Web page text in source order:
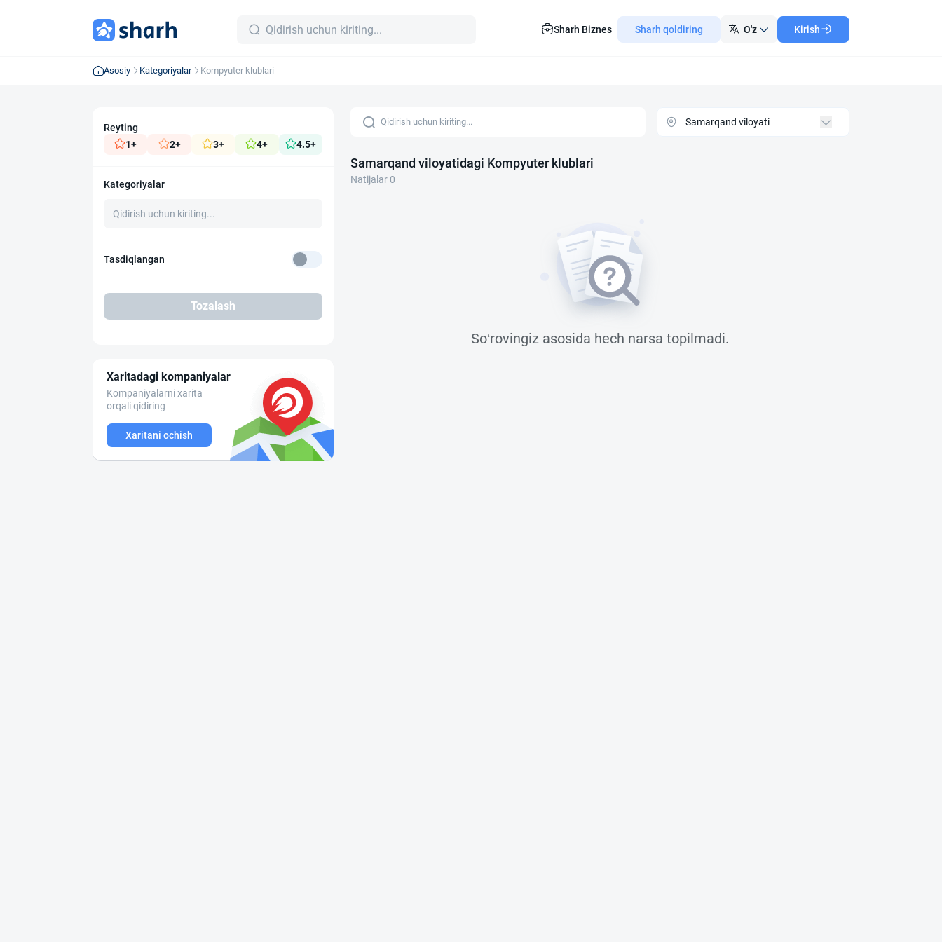
Sharh Biznes Sharh qoldiring O'z Kirish
Asosiy Kategoriyalar Kompyuter klublari
Reyting
1+
2+ 3+ 4+ 4.5+
Kategoriyalar
Tasdiqlangan
Tozalash
Xaritadagi kompaniyalar
Kompaniyalarni xarita
orqali qidiring
Xaritani ochish
Samarqand viloyatidagi Kompyuter klublari
Natijalar 0
So‘rovingiz asosida hech narsa topilmadi.